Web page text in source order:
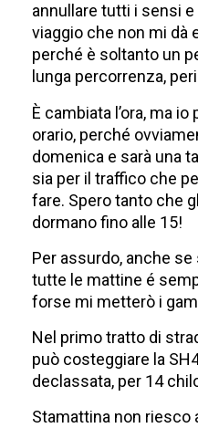
annullare tutti i sensi e
viaggio che non mi dà
perché è soltanto un
lunga percorrenza,
È cambiata l’ora, ma
orario, perché
domenica e sarà una
sia per il traffico che
fare. Spero tanto che
dormano fino alle 15!
Per assurdo, anche
tutte le mattine é
forse mi metterò i
Nel primo tratto di
può costeggiare la
declassata, per 14
Stamattina non riesco